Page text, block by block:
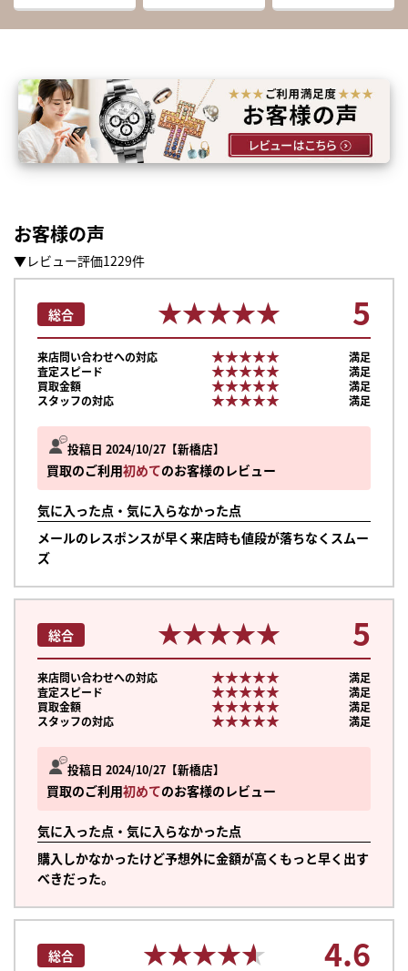
お客様の声
▼レビュー評価1229件
投稿日 2024/10/27 新橋店
買取のご利用初めてのお客様のレビュー
気に入った点・気に入らなかった点
メールのレスポンスが早く来店時も値段が落ちなくスムー
ズ
総合 ★★★★★
★★★★★ 5
来店問い合わせへの対応 ★★★★★
★★★★★
満足
査定スピード
★★★★★
★★★★★
満足
買取金額
★★★★★
★★★★★
満足
スタッフの対応
★★★★★
★★★★★ 満足
投稿日 2024/10/27 新橋店
買取のご利用初めてのお客様のレビュー
気に入った点・気に入らなかった点
購入しかなかったけど予想外に金額が高くもっと早く出す
べきだった。
総合 ★★★★★
★★★★★ 5
来店問い合わせへの対応 ★★★★★
★★★★★
満足
査定スピード
★★★★★
★★★★★
満足
買取金額
★★★★★
★★★★★
満足
スタッフの対応
★★★★★
★★★★★ 満足
総合 ★★★★★
★★★★★ 4.6
まずは
かんたん30秒でお試し査定